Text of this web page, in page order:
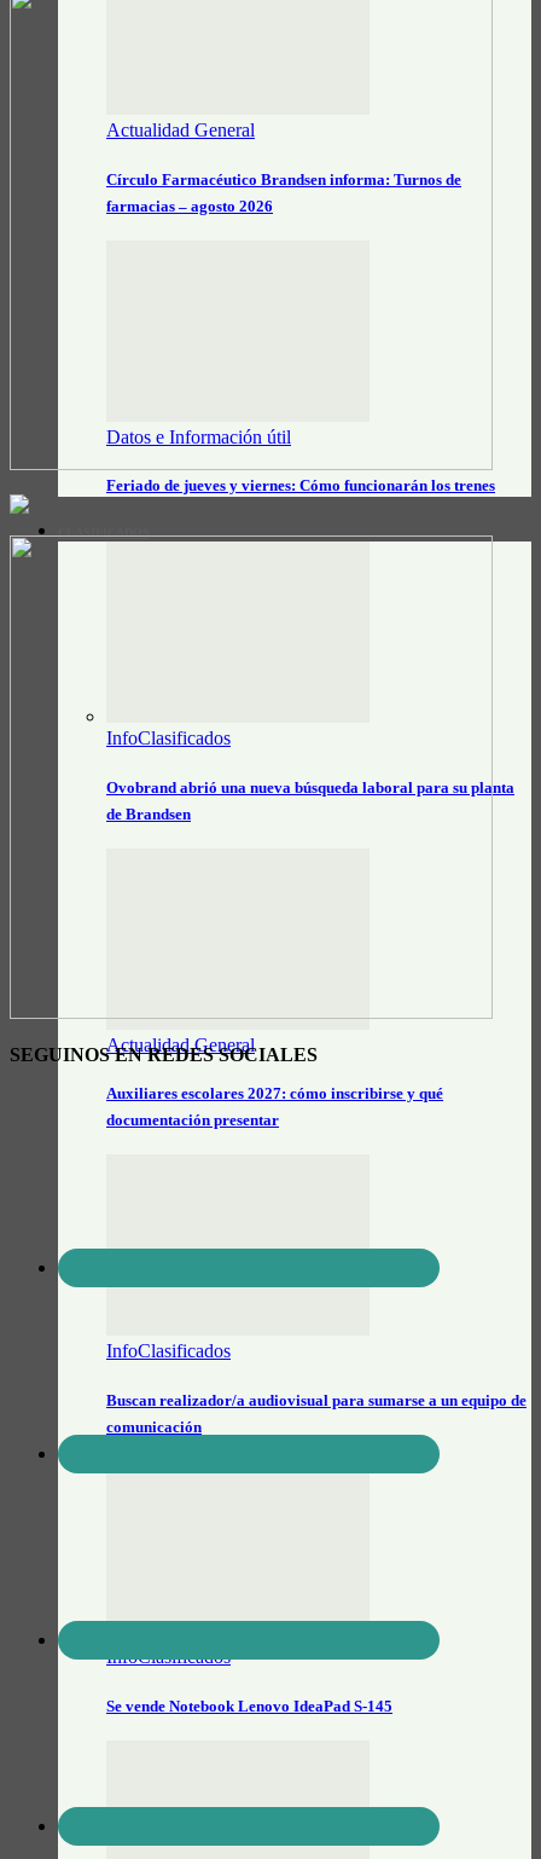
Actualidad General
Círculo Farmacéutico Brandsen informa: Turnos de
farmacias – agosto 2026
Datos e Información útil
Feriado de jueves y viernes: Cómo funcionarán los trenes
InfoClasificados
Ovobrand abrió una nueva búsqueda laboral para su planta
de Brandsen
Actualidad General
Auxiliares escolares 2027: cómo inscribirse y qué
documentación presentar
InfoClasificados
Buscan realizador/a audiovisual para sumarse a un equipo de
comunicación
InfoClasificados
Se vende Notebook Lenovo IdeaPad S-145
SEGUINOS EN REDES SOCIALES